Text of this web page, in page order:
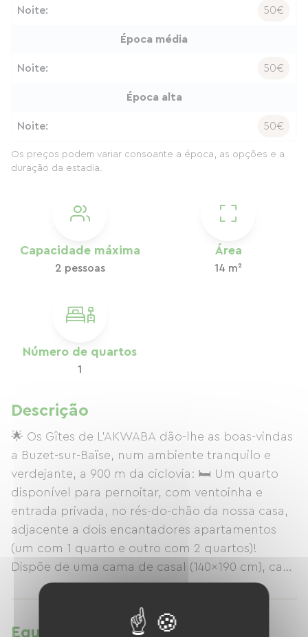
Capacidade máxima
2 pessoas
Área
14 m²
Número de quartos
1
Descrição
🌟 Os Gîtes de L'AKWABA dão-lhe as boas-vindas
a Buzet-sur-Baïse, num ambiente tranquilo e
verdejante, a 900 m da ciclovia: 🛏️ Um quarto
disponível para pernoitar, com ventoinha e
entrada privada, no rés-do-chão da nossa casa,
adjacente a dois encantadores apartamentos
(um com 1 quarto e outro com 2 quartos)!
Dispõe de uma cama de casal (140x190 cm), casa
de banho com duche e WC, Wi-Fi, espaço
árvores e um terraço com mesa e 2 cadeiras.
Equipamentos
Noite: 50€
Época média
Noite: 50€
Época alta
Noite: 50€
Os preços podem variar consoante a época, as opções e a
duração da estadia.